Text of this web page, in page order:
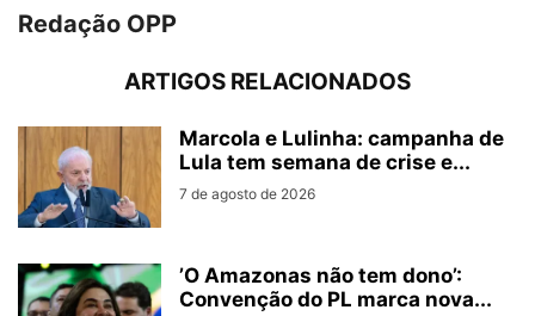
Redação OPP
ARTIGOS RELACIONADOS
Marcola e Lulinha: campanha de
Lula tem semana de crise e...
7 de agosto de 2026
’O Amazonas não tem dono’:
Convenção do PL marca nova...